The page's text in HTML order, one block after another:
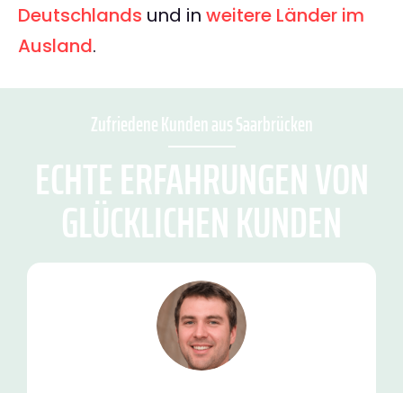
Deutschlands und in weitere Länder im
Ausland.
Zufriedene Kunden aus Saarbrücken
ECHTE ERFAHRUNGEN VON
GLÜCKLICHEN KUNDEN